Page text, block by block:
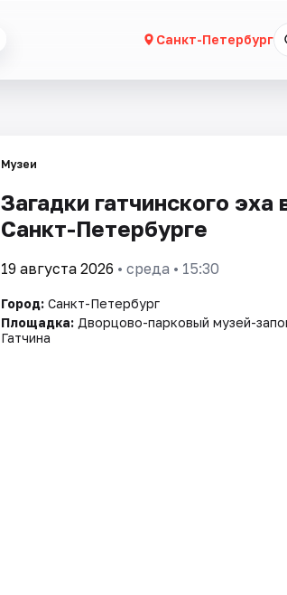
Санкт-Петербург
Музеи
Загадки гатчинского эха
Санкт-Петербурге
19 августа 2026 • среда • 15:30
Город: Санкт-Петербург
Площадка: Дворцово-парковый музей-
Гатчина